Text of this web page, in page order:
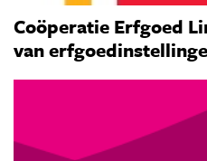
Coöperatie Erfgoed
van